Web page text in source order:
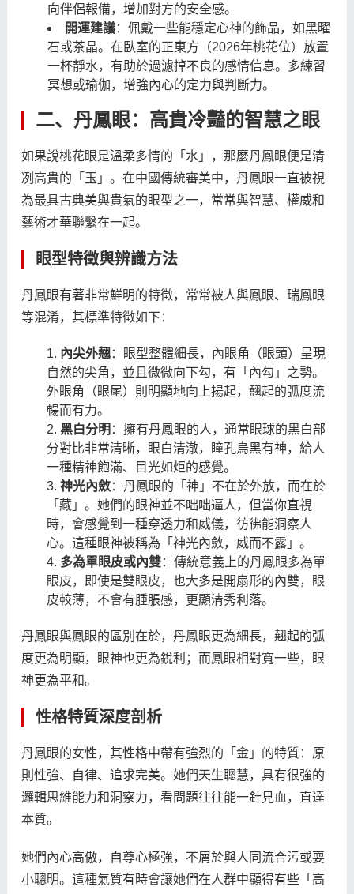
向伴侶報備，增加對方的安全感。
開運建議：佩戴一些能穩定心神的飾品，如黑曜
石或茶晶。在臥室的正東方（2026年桃花位）放置
一杯靜水，有助於過濾掉不良的感情信息。多練習
冥想或瑜伽，增強內心的定力與判斷力。
二、丹鳳眼：高貴冷豔的智慧之眼
如果說桃花眼是溫柔多情的「水」，那麼丹鳳眼便是清
冽高貴的「玉」。在中國傳統審美中，丹鳳眼一直被視
為最具古典美與貴氣的眼型之一，常常與智慧、權威和
藝術才華聯繫在一起。
眼型特徵與辨識方法
丹鳳眼有著非常鮮明的特徵，常常被人與鳳眼、瑞鳳眼
等混淆，其標準特徵如下：
內尖外翹：眼型整體細長，內眼角（眼頭）呈現
自然的尖角，並且微微向下勾，有「內勾」之勢。
外眼角（眼尾）則明顯地向上揚起，翹起的弧度流
暢而有力。
黑白分明 ：擁有丹鳳眼的人，通常眼球的黑白部
分對比非常清晰，眼白清澈，瞳孔烏黑有神，給人
一種精神飽滿、目光如炬的感覺。
神光內斂：丹鳳眼的「神」不在於外放，而在於
「藏」。她們的眼神並不咄咄逼人，但當你直視
時，會感覺到一種穿透力和威儀，彷彿能洞察人
心。這種眼神被稱為「神光內斂，威而不露」。
多為單眼皮或內雙：傳統意義上的丹鳳眼多為單
眼皮，即使是雙眼皮，也大多是開扇形的內雙，眼
皮較薄，不會有腫脹感，更顯清秀利落。
丹鳳眼與鳳眼的區別在於，丹鳳眼更為細長，翹起的弧
度更為明顯，眼神也更為銳利；而鳳眼相對寬一些，眼
神更為平和。
性格特質深度剖析
丹鳳眼的女性，其性格中帶有強烈的「金」的特質：原
則性強、自律、追求完美。她們天生聰慧，具有很強的
邏輯思維能力和洞察力，看問題往往能一針見血，直達
本質。
她們內心高傲，自尊心極強，不屑於與人同流合污或耍
小聰明。這種氣質有時會讓她們在人群中顯得有些「高